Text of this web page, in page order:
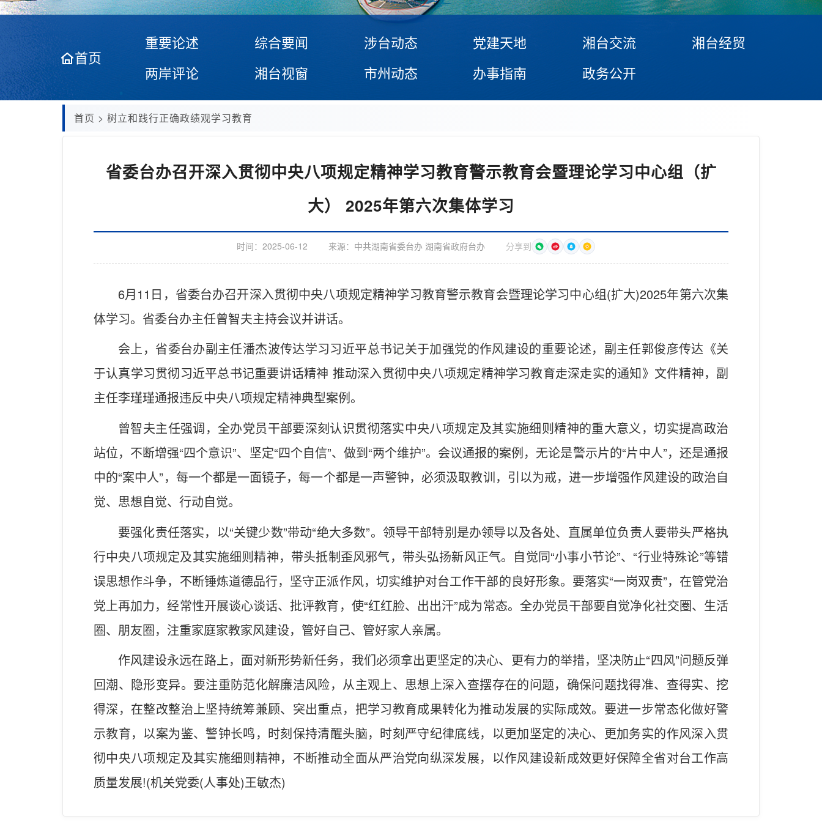
首页
重要论述 综合要闻 涉台动态 党建天地 湘台交流
湘台经贸
两岸评论
湘台视窗 市州动态 办事指南 政务公开
首页 > 树立和践行正确政绩观学习教育
省委台办召开深入贯彻中央八项规定精神学习教育警示教育会暨理论学习中心组（扩
大） 2025年第六次集体学习
时间： 2025-06-12 来源： 中共湖南省委台办 湖南省政府台办 分享到
6月11日，省委台办召开深入贯彻中央八项规定精神学习教育警示教育会暨理论学习中心组(扩大)2025年第六次集
体学习。省委台办主任曾智夫主持会议并讲话。
会上，省委台办副主任潘杰波传达学习习近平总书记关于加强党的作风建设的重要论述，副主任郭俊彦传达《关
于认真学习贯彻习近平总书记重要讲话精神 推动深入贯彻中央八项规定精神学习教育走深走实的通知》文件精神，副
主任李瑾瑾通报违反中央八项规定精神典型案例。
曾智夫主任强调，全办党员干部要深刻认识贯彻落实中央八项规定及其实施细则精神的重大意义，切实提高政治
站位，不断增强“四个意识”、坚定“四个自信”、做到“两个维护”。会议通报的案例，无论是警示片的“片中人”，还是通报
中的“案中人”，每一个都是一面镜子，每一个都是一声警钟，必须汲取教训，引以为戒，进一步增强作风建设的政治自
觉、思想自觉、行动自觉。
要强化责任落实，以“关键少数”带动“绝大多数”。领导干部特别是办领导以及各处、直属单位负责人要带头严格执
行中央八项规定及其实施细则精神，带头抵制歪风邪气，带头弘扬新风正气。自觉同“小事小节论”、“行业特殊论”等错
误思想作斗争，不断锤炼道德品行，坚守正派作风，切实维护对台工作干部的良好形象。要落实“一岗双责”，在管党治
党上再加力，经常性开展谈心谈话、批评教育，使“红红脸、出出汗”成为常态。全办党员干部要自觉净化社交圈、生活
圈、朋友圈，注重家庭家教家风建设，管好自己、管好家人亲属。
作风建设永远在路上，面对新形势新任务，我们必须拿出更坚定的决心、更有力的举措，坚决防止“四风”问题反弹
回潮、隐形变异。要注重防范化解廉洁风险，从主观上、思想上深入查摆存在的问题，确保问题找得准、查得实、挖
得深，在整改整治上坚持统筹兼顾、突出重点，把学习教育成果转化为推动发展的实际成效。要进一步常态化做好警
示教育，以案为鉴、警钟长鸣，时刻保持清醒头脑，时刻严守纪律底线，以更加坚定的决心、更加务实的作风深入贯
彻中央八项规定及其实施细则精神，不断推动全面从严治党向纵深发展，以作风建设新成效更好保障全省对台工作高
质量发展!(机关党委(人事处)王敏杰)